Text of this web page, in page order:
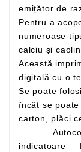
emițător de
Pentru a acoperi toată suprafața printată sunt utilizate
numeroase tipuri de compuși,
calciu și
Această
digitală cu o
Se poate folosi pe o gamă largă de materiale, astfel
încât se poate imprima pe plastic, metal, hârtie,
– Autocolant industrial UV pentru semne si
indicatoare – Folie